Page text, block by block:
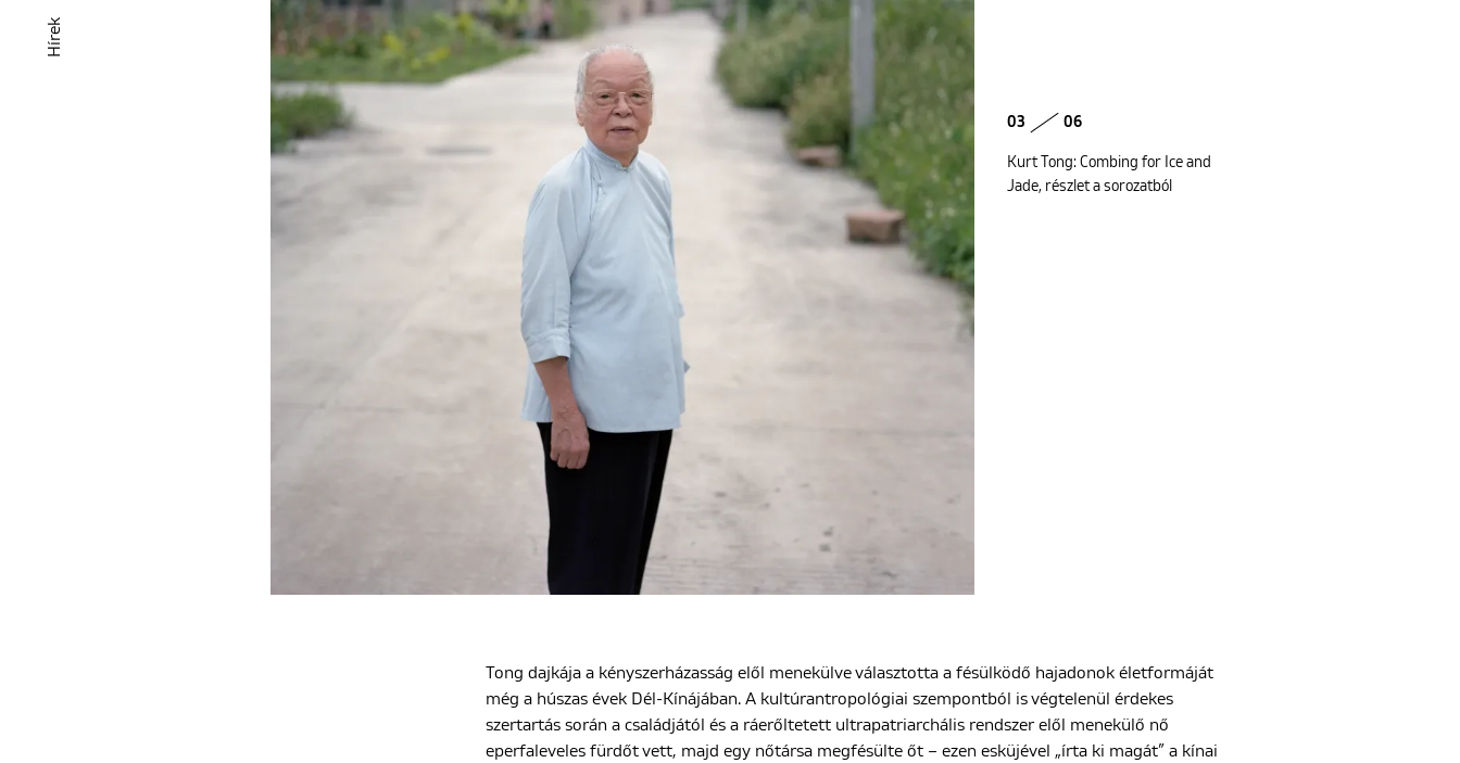
Hírek
03 06
Kurt Tong: Combing for Ice and
Jade, részlet a sorozatból
Tong dajkája a kényszerházasság elől menekülve választotta a fésülködő hajadonok életformáját
még a húszas évek Dél-Kínájában. A kultúrantropológiai szempontból is végtelenül érdekes
szertartás során a családjától és a ráerőltetett ultrapatriarchális rendszer elől menekülő nő
eperfaleveles fürdőt vett, majd egy nőtársa megfésülte őt – ezen esküjével „írta ki magát” a kínai